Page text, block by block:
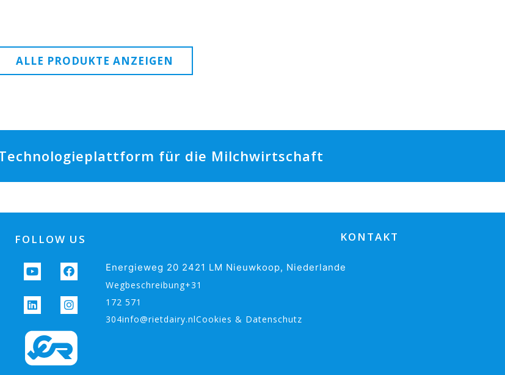
ALLE PRODUKTE ANZEIGEN
für die Milchwirtschaft
FOLLOW US KONTAKT
Energieweg 20 2421 LM Nieuwkoop, Niederlande
Wegbeschreibung+31
172 571
304info@rietdairy.nlCookies & Datenschutz